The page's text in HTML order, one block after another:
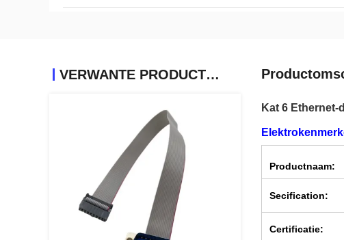
VERWANTE PRODUCTEN
Kat 6 Ethernet-
Productnaam:
Secification:
Certificatie: